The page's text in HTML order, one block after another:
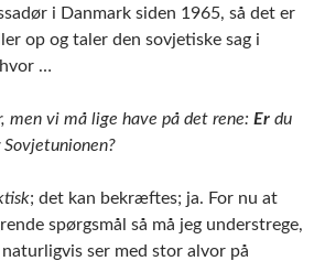
i Danmark siden 1965, så det er
op og taler den sovjetiske sag i
…
men vi må lige have på det rene: Er du
; det kan bekræftes; ja. For nu at
spørgsmål så må jeg understrege,
ser med stor alvor på